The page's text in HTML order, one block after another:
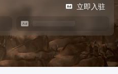
立即入驻